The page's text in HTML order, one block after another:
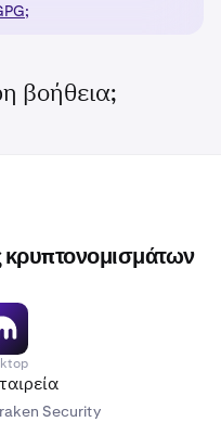
βοήθεια;
κρυπτονομισμάτων
Security